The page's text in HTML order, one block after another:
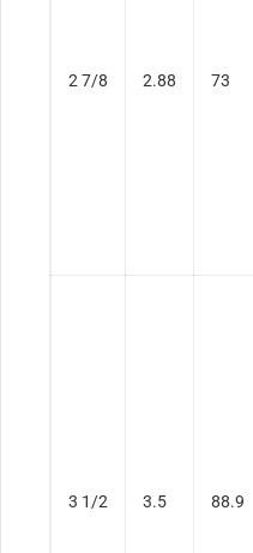
2 7/8 2.88 73
3 1/2 3.5 88.9